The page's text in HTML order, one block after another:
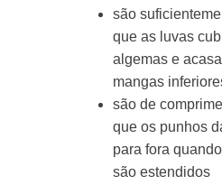
são
que as luvas
algemas e
mangas
são de
que os punhos
para fora
são estendidos